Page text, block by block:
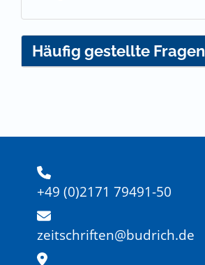
Häufig gestellte Fragen
+49 (0)2171 79491-50
zeitschriften@budrich.de